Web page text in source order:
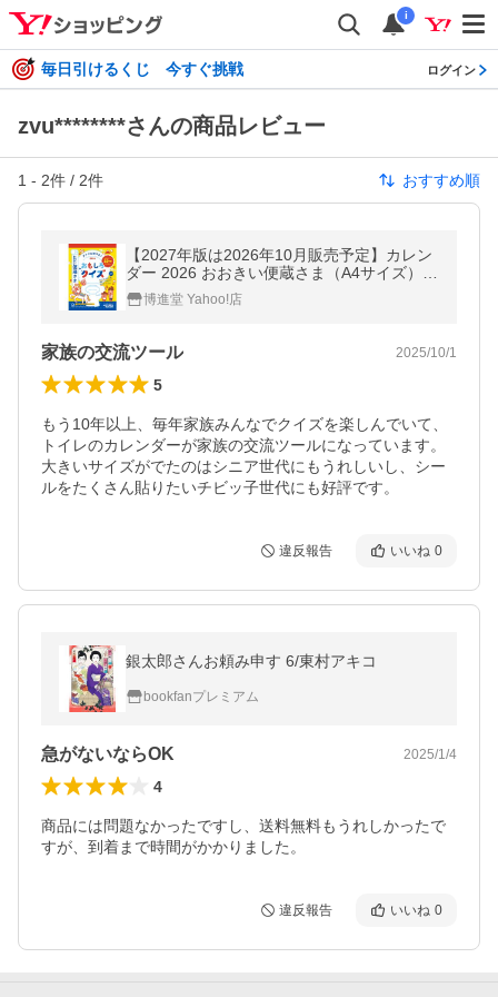
i
毎日引けるくじ 今すぐ挑戦 ログイン
zvu********さんの商品レビュー
1 - 2件 / 2件 おすすめ順
【2027年版は2026年10月販売予定】カレン
ダー 2026 おおきい便蔵さま（A4サイズ）
配送ポイント：6[M便 6/19]
博進堂 Yahoo!店
家族の交流ツール 2025/10/1
5
もう10年以上、毎年家族みんなでクイズを楽しんでいて、
トイレのカレンダーが家族の交流ツールになっています。
大きいサイズがでたのはシニア世代にもうれしいし、シー
ルをたくさん貼りたいチビッ子世代にも好評です。
違反報告 いいね 0
銀太郎さんお頼み申す 6/東村アキコ
bookfanプレミアム
急がないならOK 2025/1/4
4
商品には問題なかったですし、送料無料もうれしかったで
すが、到着まで時間がかかりました。
違反報告 いいね 0